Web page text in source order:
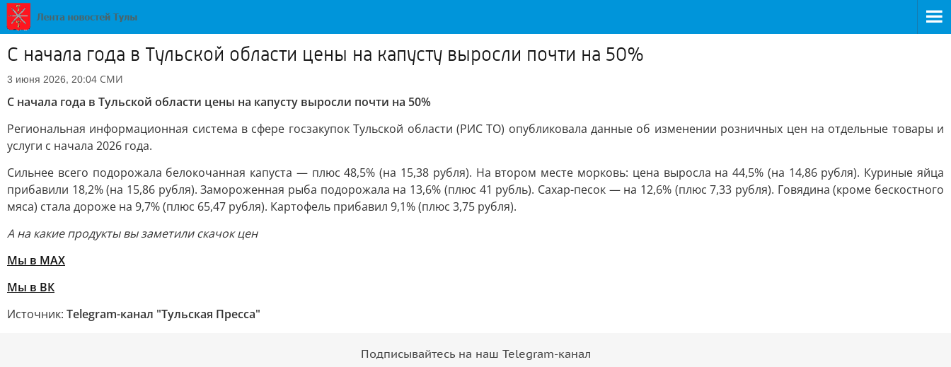
С начала года в Тульской области цены на капусту выросли почти на 50%
3 июня 2026, 20:04 СМИ
С начала года в Тульской области цены на капусту выросли почти на 50%
Региональная информационная система в сфере госзакупок Тульской области (РИС ТО) опубликовала данные об изменении розничных цен на отдельные товары и
услуги с начала 2026 года.
Сильнее всего подорожала белокочанная капуста — плюс 48,5% (на 15,38 рубля). На втором месте морковь: цена выросла на 44,5% (на 14,86 рубля). Куриные яйца
прибавили 18,2% (на 15,86 рубля). Замороженная рыба подорожала на 13,6% (плюс 41 рубль). Сахар-песок — на 12,6% (плюс 7,33 рубля). Говядина (кроме бескостного
мяса) стала дороже на 9,7% (плюс 65,47 рубля). Картофель прибавил 9,1% (плюс 3,75 рубля).
А на какие продукты вы заметили скачок цен
Мы в MAX
Мы в ВК
Источник: Telegram-канал "Тульская Пресса"
Подписывайтесь на наш Telegram-канал